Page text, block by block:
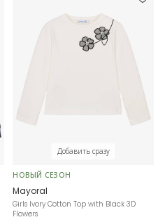
Добавить сразу
НОВЫЙ СЕЗОН
Mayoral
Girls Ivory Cotton Top with Black 3D
Flowers